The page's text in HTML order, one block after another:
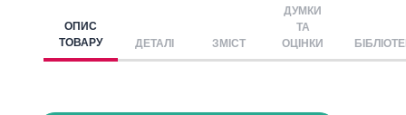
ОПИС
ТОВАРУ
ДЕТАЛІ ЗМІСТ
ДУМКИ
ТА
ОЦІНКИ